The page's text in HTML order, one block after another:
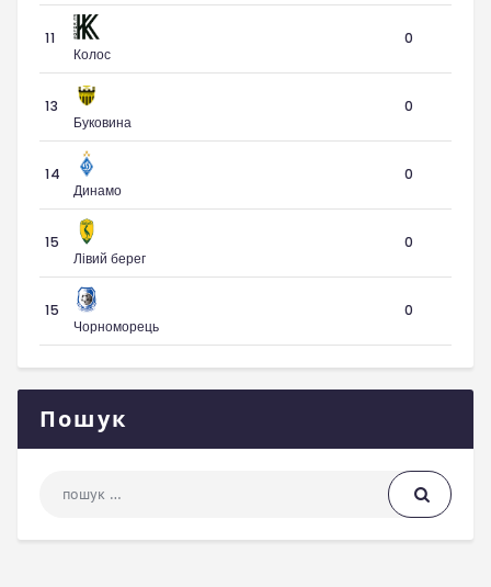
11
Колос
0
13
Буковина
0
14
Динамо
0
15
Лівий берег
0
15
Чорноморець
0
Пошук